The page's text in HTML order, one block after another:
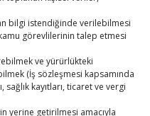
bilgi istendiğinde verilebilmesi
görevlilerinin talep etmesi
ve yürürlükteki
(İş sözleşmesi kapsamında
sağlık kayıtları, ticaret ve vergi
yerine getirilmesi amacıyla